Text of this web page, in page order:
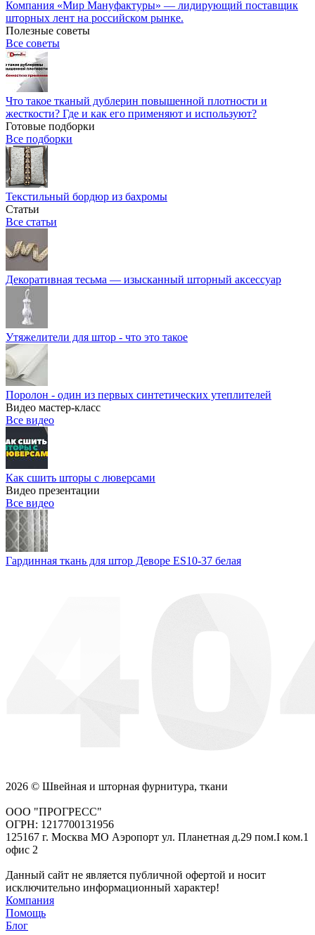
Компания «Мир Мануфактуры» — лидирующий поставщик
шторных лент на российском рынке.
Полезные советы
Все советы
Что такое тканый дублерин повышенной плотности и
жесткости? Где и как его применяют и используют?
Готовые подборки
Все подборки
Текстильный бордюр из бахромы
Статьи
Все статьи
Декоративная тесьма — изысканный шторный аксессуар
Утяжелители для штор - что это такое
Поролон - один из первых синтетических утеплителей
Видео мастер-класс
Все видео
Как сшить шторы с люверсами
Видео презентации
Все видео
Гардинная ткань для штор Деворе ES10-37 белая
2026 © Швейная и шторная фурнитура, ткани
ООО "ПРОГРЕСС"
ОГРН: 1217700131956
125167 г. Москва МО Аэропорт ул. Планетная д.29 пом.I ком.1
офис 2
Данный сайт не является публичной офертой и носит
исключительно информационный характер!
Компания
Помощь
Блог